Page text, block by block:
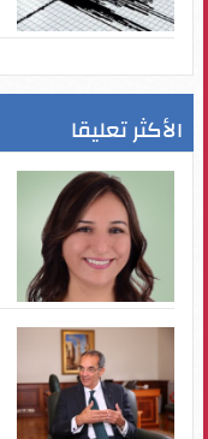
الأكثر تعليقا